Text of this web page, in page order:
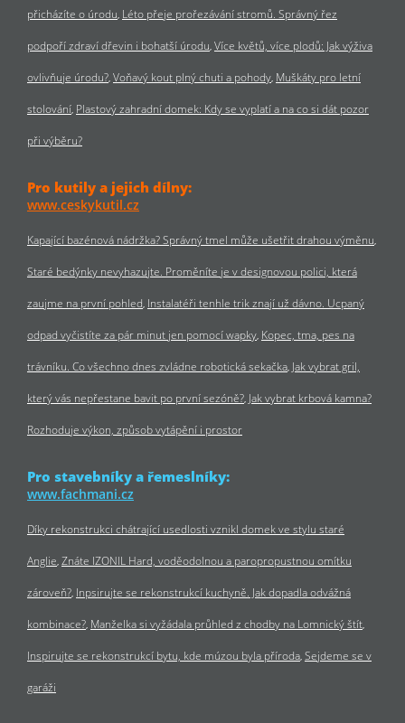
přicházíte o úrodu Léto přeje prořezávání stromů. Správný řez
podpoří zdraví dřevin i bohatší úrodu Více květů, více plodů: Jak výživa
ovlivňuje úrodu? Voňavý kout plný chuti a pohody Muškáty pro letní
stolování Plastový zahradní domek: Kdy se vyplatí a na co si dát pozor
při výběru?
Pro kutily a jejich dílny:
www.ceskykutil.cz
Kapající bazénová nádržka? Správný tmel může ušetřit drahou výměnu
Staré bedýnky nevyhazujte. Proměníte je v designovou polici, která
zaujme na první pohled Instalatéři tenhle trik znají už dávno. Ucpaný
odpad vyčistíte za pár minut jen pomocí wapky Kopec, tma, pes na
trávníku. Co všechno dnes zvládne robotická sekačka Jak vybrat gril,
který vás nepřestane bavit po první sezóně? Jak vybrat krbová kamna?
Rozhoduje výkon, způsob vytápění i prostor
Pro stavebníky a řemeslníky:
www.fachmani.cz
Díky rekonstrukci chátrající usedlosti vznikl domek ve stylu staré
Anglie Znáte IZONIL Hard, voděodolnou a paropropustnou omítku
zároveň? Inpsirujte se rekonstrukcí kuchyně. Jak dopadla odvážná
kombinace? Manželka si vyžádala průhled z chodby na Lomnický štít
Inspirujte se rekonstrukcí bytu, kde múzou byla příroda Sejdeme se v
garáži